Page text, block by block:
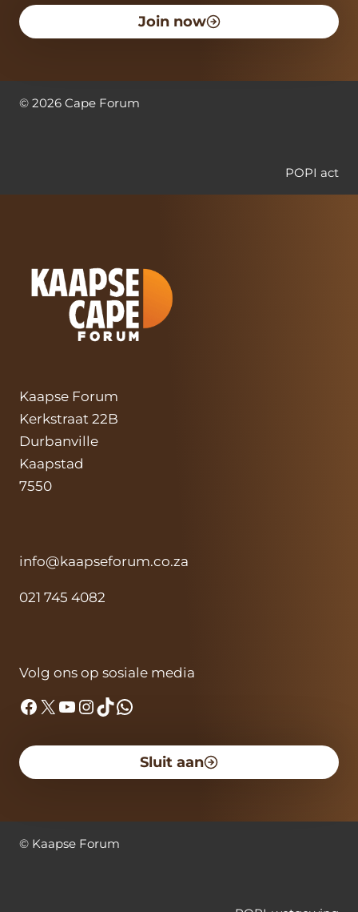
Join now
© 2026 Cape Forum
POPI act
Kaapse Forum
Kerkstraat 22B
Durbanville
Kaapstad
7550
info@kaapseforum.co.za
021 745 4082
Volg ons op sosiale media
Facebook
X YouTube
Instagram
TikTok
WhatsApp
Sluit aan
© Kaapse Forum